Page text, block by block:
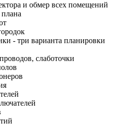
и обмер всех помещений
- три варианта планировки
слаботочки